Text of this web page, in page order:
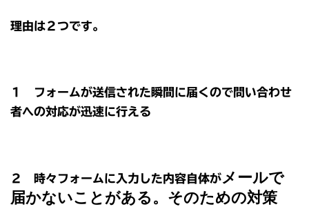
理由は２つです。
１ フォームが送信された瞬間に届くので問い合わせ
者への対応が迅速に行える
２ 時々フォームに入力した内容自体がメールで
届かないことがある。そのための対策